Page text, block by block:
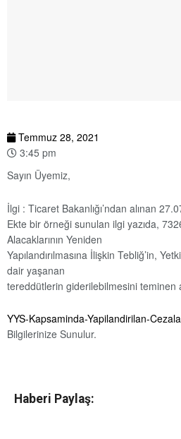
Temmuz 28, 2021
3:45 pm
Sayın Üyemiz,
İlgi : Ticaret Bakanlığı’ndan alınan
Ekte bir örneği sunulan ilgi yazıda,
Alacaklarının Yeniden
Yapılandırılmasına İlişkin Tebliğ’in,
dair yaşanan
tereddütlerin giderilebilmesini teminen
YYS-Kapsaminda-Yapilandirilan-
Bilgilerinize Sunulur.
Haberi Paylaş: